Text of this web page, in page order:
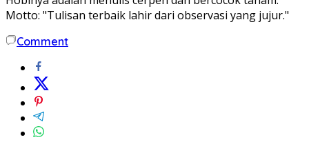
Motto: "Tulisan terbaik lahir dari observasi yang jujur."
Comment